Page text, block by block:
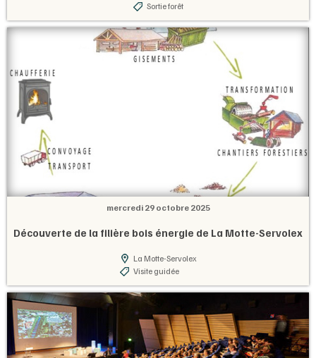
Sortie forêt
mercredi 29 octobre 2025
Découverte de la filière bois énergie de La Motte-Servolex
La Motte-Servolex
Visite guidée